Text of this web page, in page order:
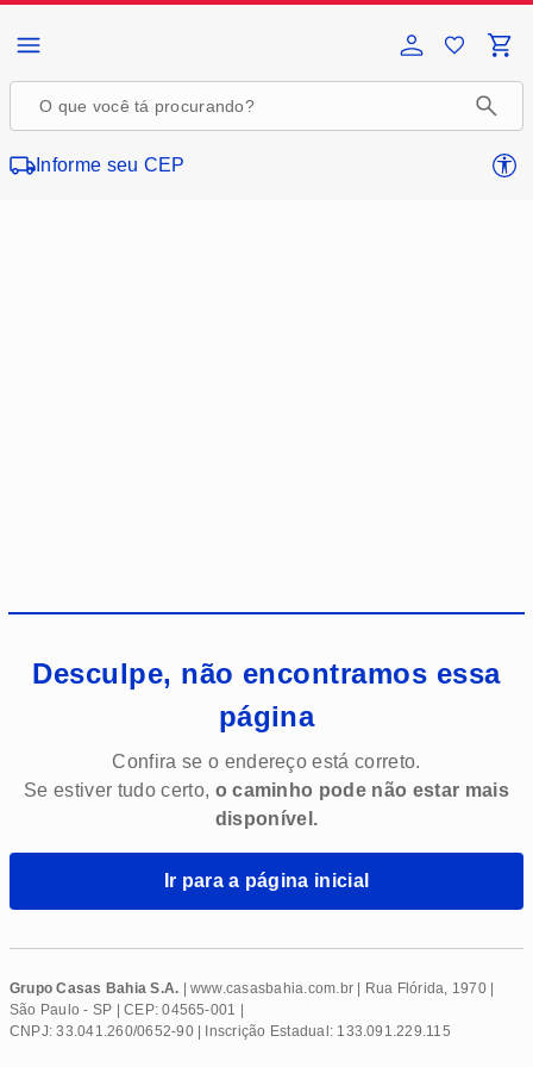
Informe seu CEP
Desculpe, não encontramos essa
página
Confira se o endereço está correto.
Se estiver tudo certo, o caminho pode não estar mais
disponível.
Ir para a página inicial
Grupo Casas Bahia S.A. | www.casasbahia.com.br | Rua Flórida, 1970 |
São Paulo - SP | CEP: 04565-001 |
CNPJ: 33.041.260/0652-90 | Inscrição Estadual: 133.091.229.115